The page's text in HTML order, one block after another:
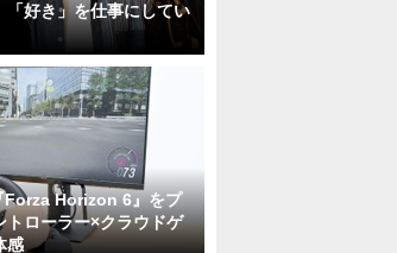
「好き」を仕事にしてい
Forza Horizon 6』をプ
トローラー×クラウドゲ
感